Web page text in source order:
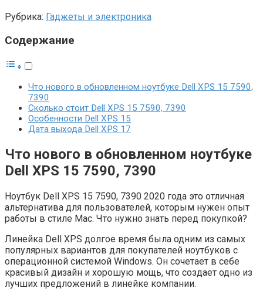
Рубрика: Гаджеты и электроника
Содержание
Что нового в обновленном ноутбуке Dell XPS 15 7590,
7390
Сколько стоит Dell XPS 15 7590, 7390
Особенности Dell XPS 15
Дата выхода Dell XPS 17
Что нового в обновленном ноутбуке
Dell XPS 15 7590, 7390
Ноутбук Dell XPS 15 7590, 7390 2020 года это отличная
альтернатива для пользователей, которым нужен опыт
работы в стиле Mac. Что нужно знать перед покупкой?
Линейка Dell XPS долгое время была одним из самых
популярных вариантов для покупателей ноутбуков с
операционной системой Windows. Он сочетает в себе
красивый дизайн и хорошую мощь, что создает одно из
лучших предложений в линейке компании.